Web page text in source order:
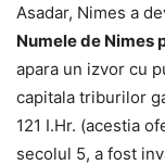
Asadar, Nimes a
Numele de Nimes
apara un izvor cu
capitala triburilor
121 I.Hr. (acestia
secolul 5, a fost